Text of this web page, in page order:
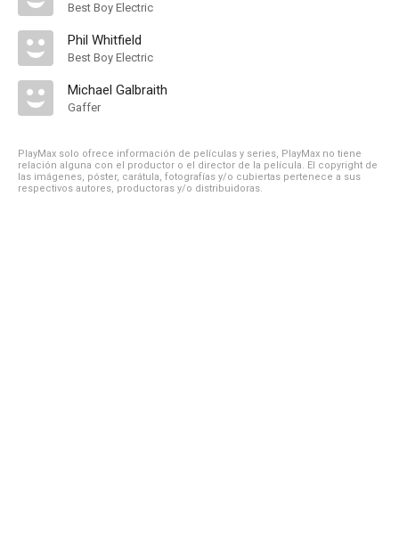
Best Boy Electric
Phil Whitfield
Best Boy Electric
Michael Galbraith
Gaffer
PlayMax solo ofrece información de películas y series, PlayMax no tiene
relación alguna con el productor o el director de la película. El copyright de
las imágenes, póster, carátula, fotografías y/o cubiertas pertenece a sus
respectivos autores, productoras y/o distribuidoras.